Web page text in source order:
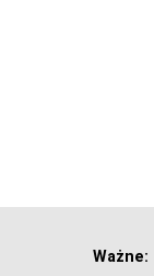
Ważne: